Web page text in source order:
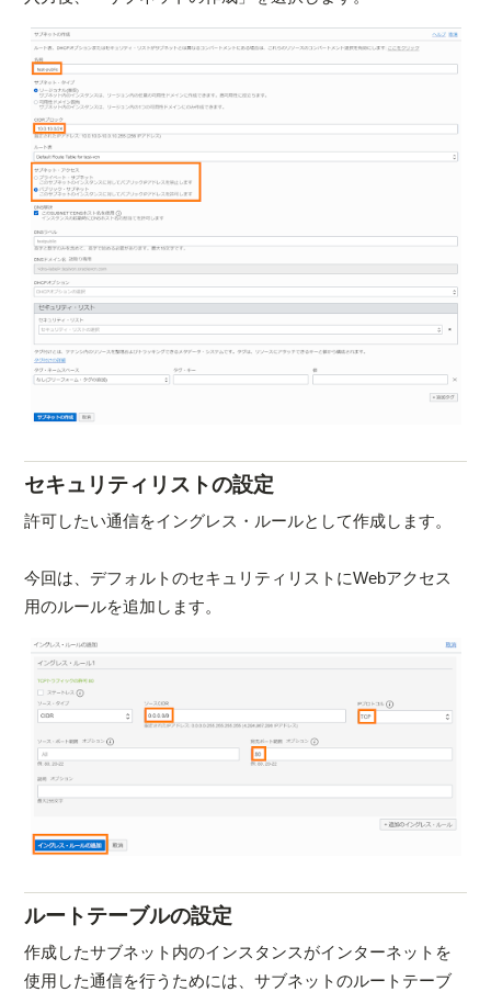
セキュリティリストの設定
許可したい通信をイングレス・ルールとして作成します。
今回は、デフォルトのセキュリティリストにWebアクセス
用のルールを追加します。
ルートテーブルの設定
作成したサブネット内のインスタンスがインターネットを
使用した通信を行うためには、サブネットのルートテーブ